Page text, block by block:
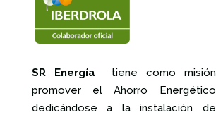
SR Energía
tiene como misión
promover el Ahorro Energético
dedicándose a la instalación de